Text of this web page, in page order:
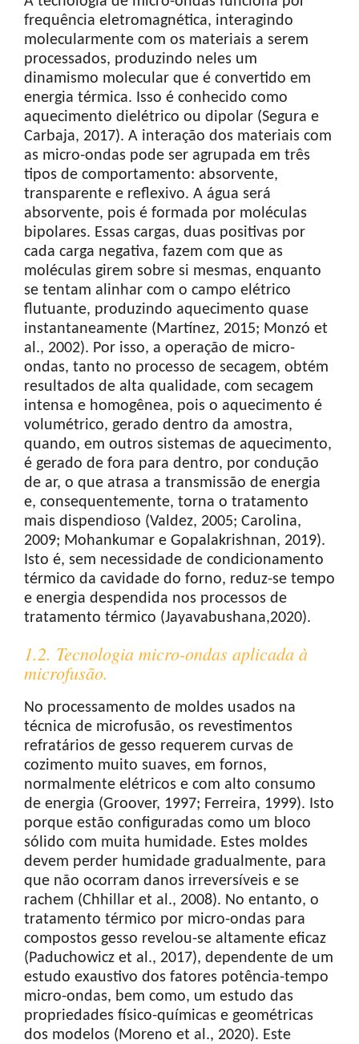
frequência eletromagnética, interagindo
molecularmente com os materiais a serem
processados, produzindo neles um
dinamismo molecular que é convertido em
energia térmica. Isso é conhecido como
aquecimento dielétrico ou dipolar (Segura e
Carbaja, 2017). A interação dos materiais com
as micro-ondas pode ser agrupada em três
tipos de comportamento: absorvente,
transparente e reflexivo. A água será
absorvente, pois é formada por moléculas
bipolares. Essas cargas, duas positivas por
cada carga negativa, fazem com que as
moléculas girem sobre si mesmas, enquanto
se tentam alinhar com o campo elétrico
flutuante, produzindo aquecimento quase
instantaneamente (Martínez, 2015; Monzó et
al., 2002). Por isso, a operação de micro-
ondas, tanto no processo de secagem, obtém
resultados de alta qualidade, com secagem
intensa e homogênea, pois o aquecimento é
volumétrico, gerado dentro da amostra,
quando, em outros sistemas de aquecimento,
é gerado de fora para dentro, por condução
de ar, o que atrasa a transmissão de energia
e, consequentemente, torna o tratamento
mais dispendioso (Valdez, 2005; Carolina,
2009; Mohankumar e Gopalakrishnan, 2019).
Isto é, sem necessidade de condicionamento
térmico da cavidade do forno, reduz-se tempo
e energia despendida nos processos de
tratamento térmico (Jayavabushana,2020).
1.2. Tecnologia micro-ondas aplicada à
microfusão.
No processamento de moldes usados na
técnica de microfusão, os revestimentos
refratários de gesso requerem curvas de
cozimento muito suaves, em fornos,
normalmente elétricos e com alto consumo
de energia (Groover, 1997; Ferreira, 1999). Isto
porque estão configuradas como um bloco
sólido com muita humidade. Estes moldes
devem perder humidade gradualmente, para
que não ocorram danos irreversíveis e se
rachem (Chhillar et al., 2008). No entanto, o
tratamento térmico por micro-ondas para
compostos gesso revelou-se altamente eficaz
(Paduchowicz et al., 2017), dependente de um
estudo exaustivo dos fatores potência-tempo
micro-ondas, bem como, um estudo das
propriedades físico-químicas e geométricas
dos modelos (Moreno et al., 2020). Este